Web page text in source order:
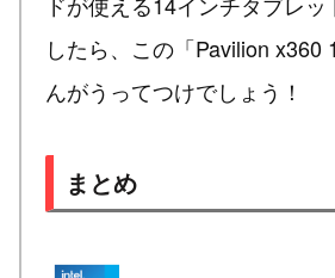
したら、この「Pavilion x360
んがうってつけでしょう！
まとめ